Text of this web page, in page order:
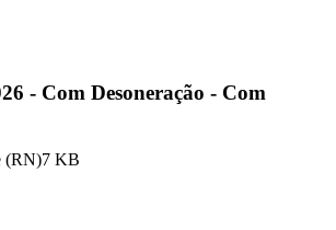
- Com Desoneração - Com
(RN)7 KB